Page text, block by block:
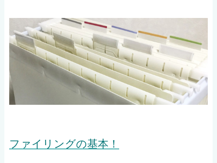
ファイリングの基本！